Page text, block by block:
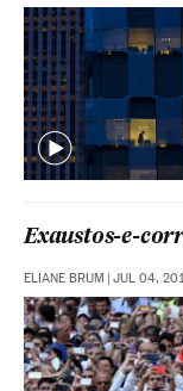
Exaustos-e-
ELIANE BRUM | JUL 04,